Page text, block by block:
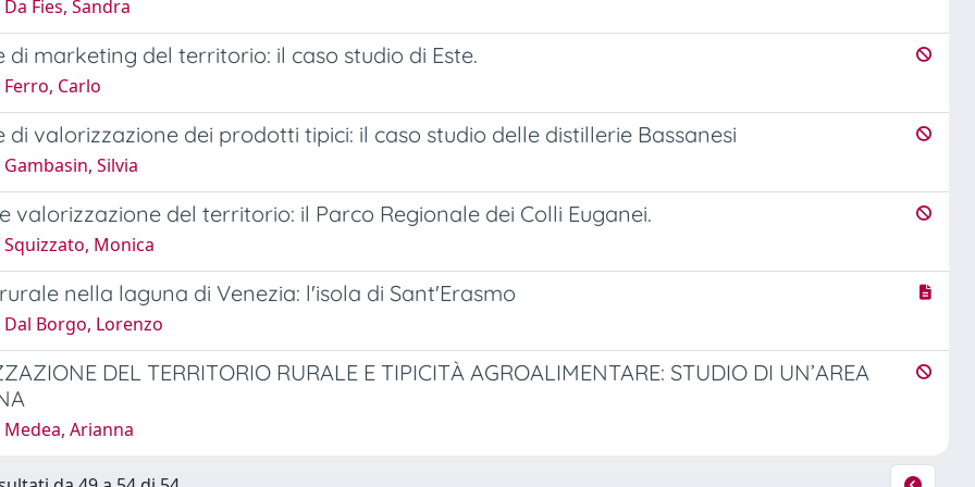
Fies, Sandra
di marketing del territorio: il caso studio di Este.
Carlo
di valorizzazione dei prodotti tipici: il caso studio delle distillerie Bassanesi
Silvia
valorizzazione del territorio: il Parco Regionale dei Colli Euganei.
Monica
nella laguna di Venezia: l'isola di Sant'Erasmo
Borgo, Lorenzo
DEL TERRITORIO RURALE E TIPICITÀ AGROALIMENTARE: STUDIO DI UN’AREA
Arianna